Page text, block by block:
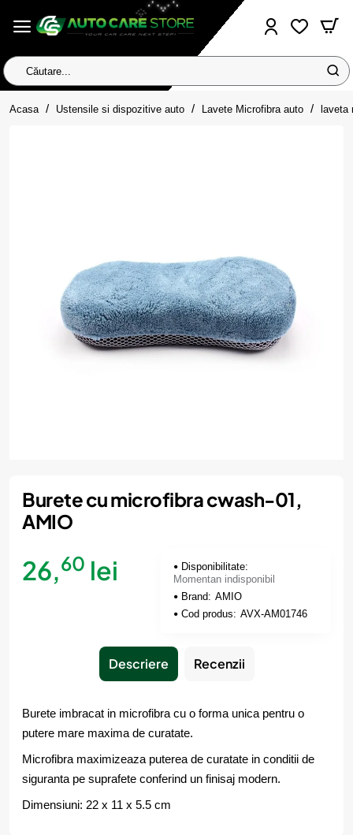
Căutare...
Acasa homeUstensile si dispozitive auto Lavete Microfibra auto laveta
Momentan indisponibil
Burete cu microfibra cwash-01,
AMIO
26,60 lei
Disponibilitate:
Momentan indisponibil
Brand: AMIO
Cod produs: AVX-AM01746
Descriere Recenzii
Burete imbracat in microfibra cu o forma unica pentru o
putere mare maxima de curatate.
Microfibra maximizeaza puterea de curatate in conditii de
siguranta pe suprafete conferind un finisaj modern.
Dimensiuni: 22 x 11 x 5.5 cm